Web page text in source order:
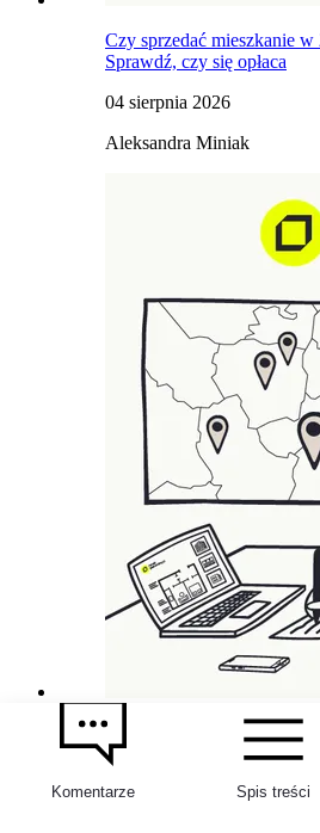
Czy sprzedać mieszkanie
Sprawdź, czy się opłaca
04 sierpnia 2026
Aleksandra Miniak
Gdzie szukać ofert
źródeł
04 sierpnia 2026
Komentarze Spis treści